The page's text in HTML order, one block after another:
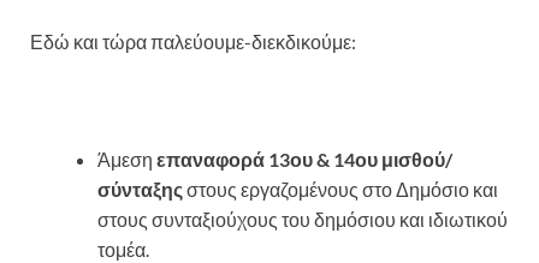
Εδώ και τώρα παλεύουμε-διεκδικούμε:
Άμεση επαναφορά 13ου & 14ου μισθού/
σύνταξηςστους εργαζομένους στο Δημόσιο και
στους συνταξιούχους του δημόσιου και ιδιωτικού
τομέα.